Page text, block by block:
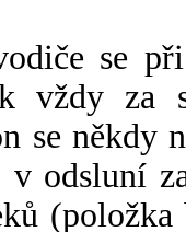
se
vždy za
se někdy
odsluní